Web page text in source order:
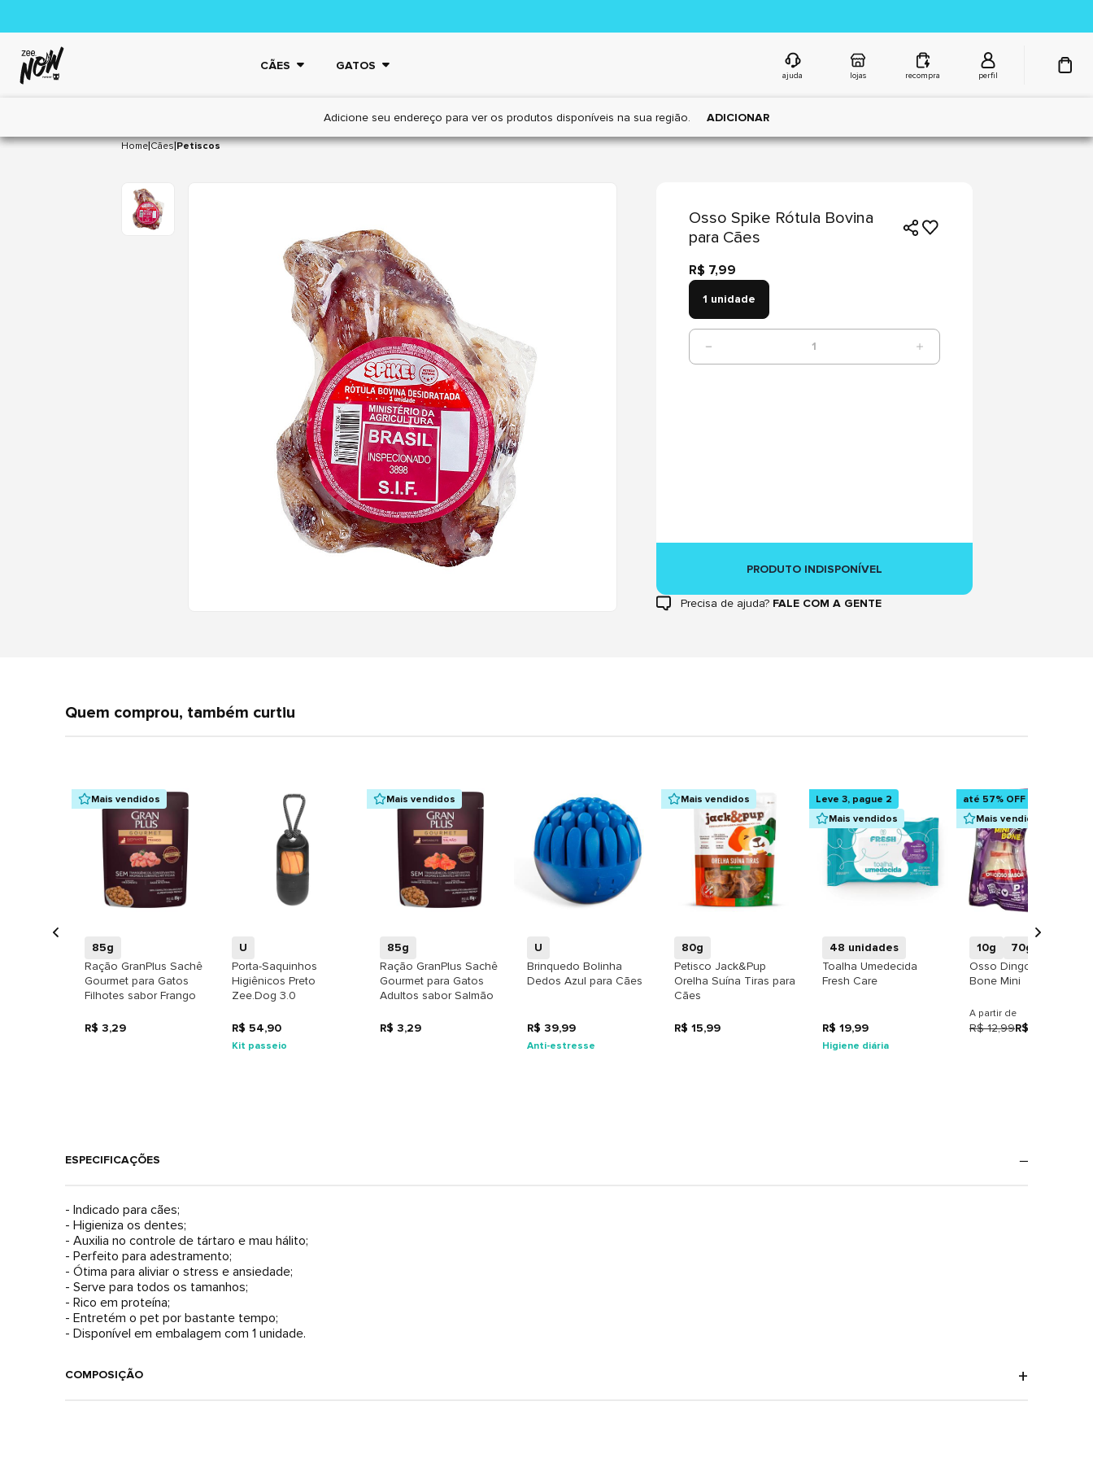
CÃES GATOS
ajuda lojas recompra perfil
Adicione seu endereço para ver os produtos disponíveis na sua região. ADICIONAR
Home|Cães|Petiscos
Osso Spike Rótula Bovina
para Cães
R$ 7,99
1 unidade
1
PRODUTO INDISPONÍVEL
Precisa de ajuda? FALE COM A GENTE
Quem comprou, também curtiu
Mais vendidos
+
85g
Ração GranPlus Sachê
Gourmet para Gatos
Filhotes sabor Frango
R$ 3,29
U
Porta-Saquinhos
Higiênicos Preto
Zee.Dog 3.0
R$ 54,90
Kit passeio
Mais vendidos
+
85g
Ração GranPlus Sachê
Gourmet para Gatos
Adultos sabor Salmão
R$ 3,29
+
U
Brinquedo Bolinha
Dedos Azul para Cães
R$ 39,99
Anti-estresse
Mais vendidos
+
80g
Petisco Jack&Pup
Orelha Suína Tiras para
Cães
R$ 15,99
Leve 3, pague 2
Mais vendidos
+
48 unidades
Toalha Umedecida
Fresh Care
R$ 19,99
Higiene diária
até 57% OFF
Mais vendidos
10g
70g
Osso Dingo Premium
Bone Mini
A partir de
R$ 12,99R$ 8,88
ESPECIFICAÇÕES
- Indicado para cães;
- Higieniza os dentes;
- Auxilia no controle de tártaro e mau hálito;
- Perfeito para adestramento;
- Ótima para aliviar o stress e ansiedade;
- Serve para todos os tamanhos;
- Rico em proteína;
- Entretém o pet por bastante tempo;
- Disponível em embalagem com 1 unidade.
COMPOSIÇÃO